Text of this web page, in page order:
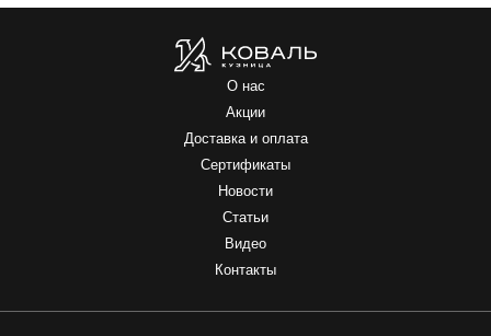
О нас
Акции
Доставка и оплата
Сертификаты
Новости
Статьи
Видео
Контакты